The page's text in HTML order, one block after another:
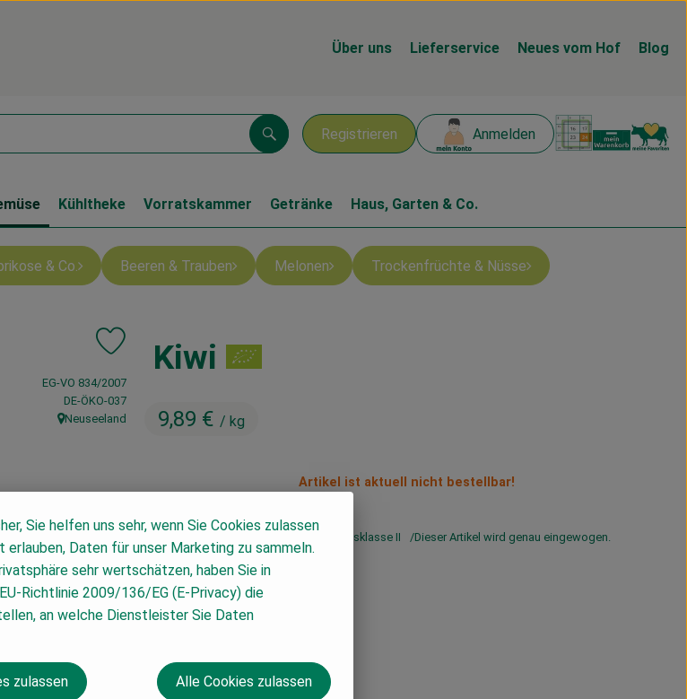
Über uns Lieferservice Neues vom Hof Blog
Registrieren Anmelden
Suchen
Kühltheke Vorratskammer Getränke Haus, Garten & Co.
& Co. Beeren & Trauben Melonen Trockenfrüchte & Nüsse
Kiwi
9,89 € / kg
Produkt zu Favouriten hinzufügen
, Verband:
EG-VO 834/2007
, Kontrollstelle:
DE-ÖKO-037
, Herkunft:
Neuseeland
Artikel ist aktuell nicht bestellbar!
Handelsklasse II Dieser Artikel wird genau eingewogen.
Sie helfen uns sehr, wenn Sie Cookies zulassen
erlauben, Daten für unser Marketing zu sammeln.
sehr wertschätzen, haben Sie in
Richtlinie 2009/136/EG (E-Privacy) die
an welche Dienstleister Sie Daten
zulassen Alle Cookies zulassen